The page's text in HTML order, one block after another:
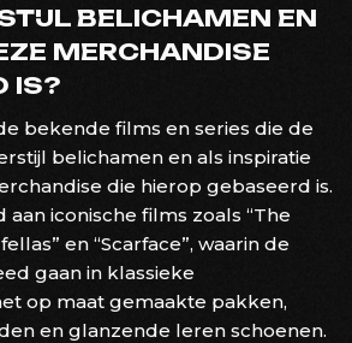
BELICHAMEN EN
MERCHANDISE
IS?
bekende films en series die de
belichamen en als inspiratie
die hierop gebaseerd is.
iconische films zoals “The
en “Scarface”, waarin de
gaan in klassieke
op maat gemaakte pakken,
en glanzende leren schoenen.